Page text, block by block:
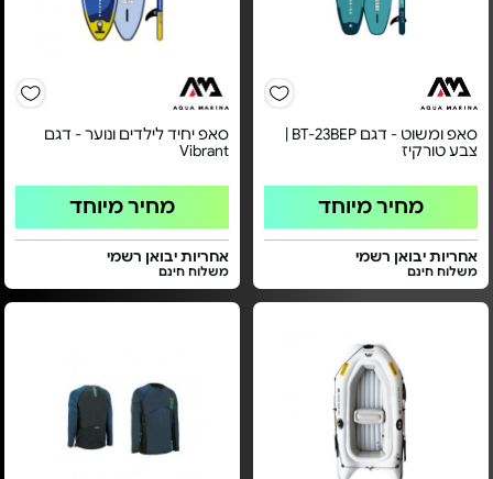
סאפ ומשוט - דגם BT-23BEP |
צבע טורקיז
מחיר מיוחד
אחריות יבואן רשמי
משלוח חינם
סאפ יחיד לילדים ונוער - דגם
Vibrant
מחיר מיוחד
אחריות יבואן רשמי
משלוח חינם